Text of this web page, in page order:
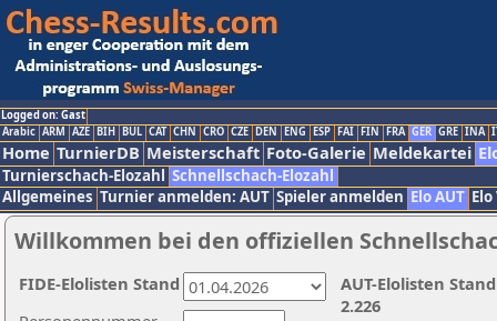
Logged on: Gast
Arabic ARM AZE BIH BUL CAT CHN CRO CZE DEN ENG ESP FAI FIN FRA GER GRE INA
Home TurnierDB Meisterschaft Foto-Galerie Meldekartei
Turnierschach-Elozahl Schnellschach-Elozahl
Allgemeines Turnier anmelden: AUT Spieler anmelden Elo AUT
Willkommen bei den offiziellen
AUT-Elolisten
2.226
FIDE-Elolisten Stand